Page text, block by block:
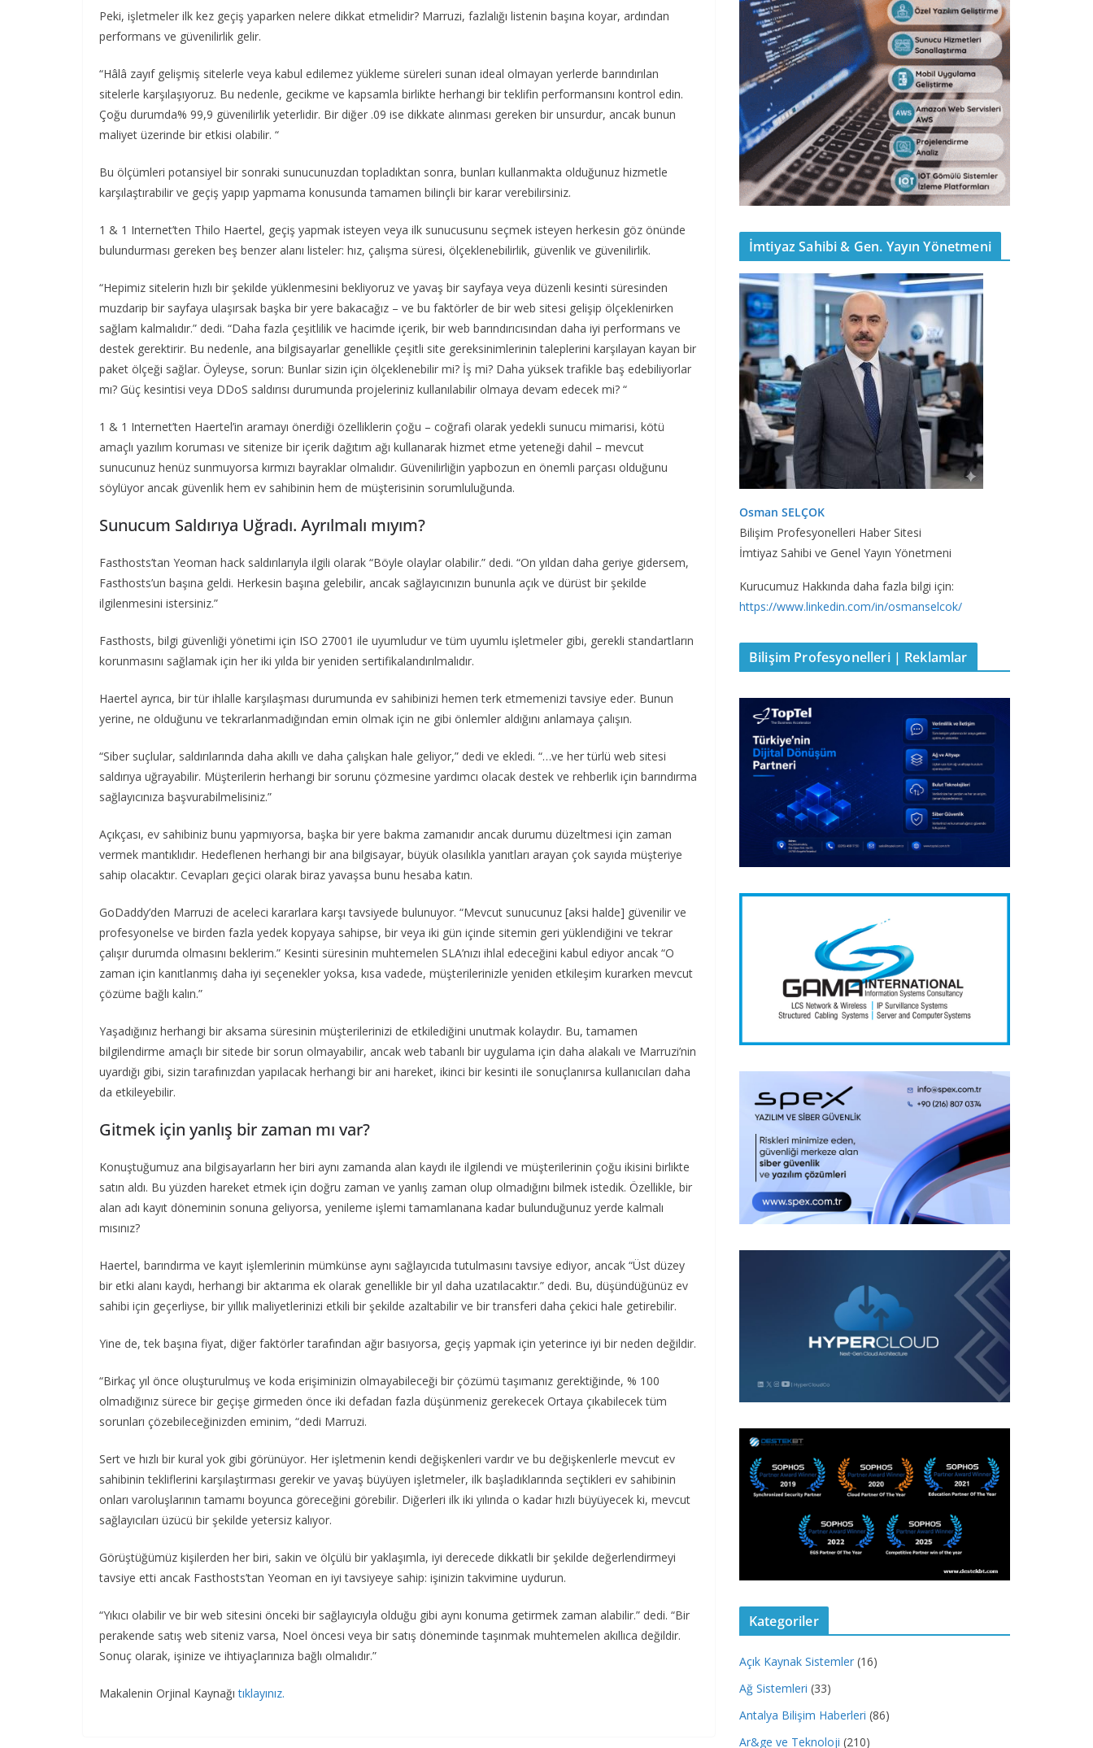
Peki, işletmeler ilk kez geçiş yaparken nelere dikkat etmelidir? Marruzi, fazlalığı listenin başına koyar, ardından
performans ve güvenilirlik gelir.
“Hâlâ zayıf gelişmiş sitelerle veya kabul edilemez yükleme süreleri sunan ideal olmayan yerlerde barındırılan
sitelerle karşılaşıyoruz. Bu nedenle, gecikme ve kapsamla birlikte herhangi bir teklifin performansını kontrol edin.
Çoğu durumda% 99,9 güvenilirlik yeterlidir. Bir diğer .09 ise dikkate alınması gereken bir unsurdur, ancak bunun
maliyet üzerinde bir etkisi olabilir. “
Bu ölçümleri potansiyel bir sonraki sunucunuzdan topladıktan sonra, bunları kullanmakta olduğunuz hizmetle
karşılaştırabilir ve geçiş yapıp yapmama konusunda tamamen bilinçli bir karar verebilirsiniz.
1 & 1 Internet’ten Thilo Haertel, geçiş yapmak isteyen veya ilk sunucusunu seçmek isteyen herkesin göz önünde
bulundurması gereken beş benzer alanı listeler: hız, çalışma süresi, ölçeklenebilirlik, güvenlik ve güvenilirlik.
“Hepimiz sitelerin hızlı bir şekilde yüklenmesini bekliyoruz ve yavaş bir sayfaya veya düzenli kesinti süresinden
muzdarip bir sayfaya ulaşırsak başka bir yere bakacağız – ve bu faktörler de bir web sitesi gelişip ölçeklenirken
sağlam kalmalıdır.” dedi. “Daha fazla çeşitlilik ve hacimde içerik, bir web barındırıcısından daha iyi performans ve
destek gerektirir. Bu nedenle, ana bilgisayarlar genellikle çeşitli site gereksinimlerinin taleplerini karşılayan kayan bir
paket ölçeği sağlar. Öyleyse, sorun: Bunlar sizin için ölçeklenebilir mi? İş mi? Daha yüksek trafikle baş edebiliyorlar
mı? Güç kesintisi veya DDoS saldırısı durumunda projeleriniz kullanılabilir olmaya devam edecek mi? “
1 & 1 Internet’ten Haertel’in aramayı önerdiği özelliklerin çoğu – coğrafi olarak yedekli sunucu mimarisi, kötü
amaçlı yazılım koruması ve sitenize bir içerik dağıtım ağı kullanarak hizmet etme yeteneği dahil – mevcut
sunucunuz henüz sunmuyorsa kırmızı bayraklar olmalıdır. Güvenilirliğin yapbozun en önemli parçası olduğunu
söylüyor ancak güvenlik hem ev sahibinin hem de müşterisinin sorumluluğunda.
Sunucum Saldırıya Uğradı. Ayrılmalı mıyım?
Fasthosts’tan Yeoman hack saldırılarıyla ilgili olarak “Böyle olaylar olabilir.” dedi. “On yıldan daha geriye gidersem,
Fasthosts’un başına geldi. Herkesin başına gelebilir, ancak sağlayıcınızın bununla açık ve dürüst bir şekilde
ilgilenmesini istersiniz.”
Fasthosts, bilgi güvenliği yönetimi için ISO 27001 ile uyumludur ve tüm uyumlu işletmeler gibi, gerekli standartların
korunmasını sağlamak için her iki yılda bir yeniden sertifikalandırılmalıdır.
Haertel ayrıca, bir tür ihlalle karşılaşması durumunda ev sahibinizi hemen terk etmemenizi tavsiye eder. Bunun
yerine, ne olduğunu ve tekrarlanmadığından emin olmak için ne gibi önlemler aldığını anlamaya çalışın.
“Siber suçlular, saldırılarında daha akıllı ve daha çalışkan hale geliyor,” dedi ve ekledi. “…ve her türlü web sitesi
saldırıya uğrayabilir. Müşterilerin herhangi bir sorunu çözmesine yardımcı olacak destek ve rehberlik için barındırma
sağlayıcınıza başvurabilmelisiniz.”
Açıkçası, ev sahibiniz bunu yapmıyorsa, başka bir yere bakma zamanıdır ancak durumu düzeltmesi için zaman
vermek mantıklıdır. Hedeflenen herhangi bir ana bilgisayar, büyük olasılıkla yanıtları arayan çok sayıda müşteriye
sahip olacaktır. Cevapları geçici olarak biraz yavaşsa bunu hesaba katın.
GoDaddy’den Marruzi de aceleci kararlara karşı tavsiyede bulunuyor. “Mevcut sunucunuz [aksi halde] güvenilir ve
profesyonelse ve birden fazla yedek kopyaya sahipse, bir veya iki gün içinde sitemin geri yüklendiğini ve tekrar
çalışır durumda olmasını beklerim.” Kesinti süresinin muhtemelen SLA’nızı ihlal edeceğini kabul ediyor ancak “O
zaman için kanıtlanmış daha iyi seçenekler yoksa, kısa vadede, müşterilerinizle yeniden etkileşim kurarken mevcut
çözüme bağlı kalın.”
Yaşadığınız herhangi bir aksama süresinin müşterilerinizi de etkilediğini unutmak kolaydır. Bu, tamamen
bilgilendirme amaçlı bir sitede bir sorun olmayabilir, ancak web tabanlı bir uygulama için daha alakalı ve Marruzi’nin
uyardığı gibi, sizin tarafınızdan yapılacak herhangi bir ani hareket, ikinci bir kesinti ile sonuçlanırsa kullanıcıları daha
da etkileyebilir.
Gitmek için yanlış bir zaman mı var?
Konuştuğumuz ana bilgisayarların her biri aynı zamanda alan kaydı ile ilgilendi ve müşterilerinin çoğu ikisini birlikte
satın aldı. Bu yüzden hareket etmek için doğru zaman ve yanlış zaman olup olmadığını bilmek istedik. Özellikle, bir
alan adı kayıt döneminin sonuna geliyorsa, yenileme işlemi tamamlanana kadar bulunduğunuz yerde kalmalı
mısınız?
Haertel, barındırma ve kayıt işlemlerinin mümkünse aynı sağlayıcıda tutulmasını tavsiye ediyor, ancak “Üst düzey
bir etki alanı kaydı, herhangi bir aktarıma ek olarak genellikle bir yıl daha uzatılacaktır.” dedi. Bu, düşündüğünüz ev
sahibi için geçerliyse, bir yıllık maliyetlerinizi etkili bir şekilde azaltabilir ve bir transferi daha çekici hale getirebilir.
Yine de, tek başına fiyat, diğer faktörler tarafından ağır basıyorsa, geçiş yapmak için yeterince iyi bir neden değildir.
“Birkaç yıl önce oluşturulmuş ve koda erişiminizin olmayabileceği bir çözümü taşımanız gerektiğinde, % 100
olmadığınız sürece bir geçişe girmeden önce iki defadan fazla düşünmeniz gerekecek Ortaya çıkabilecek tüm
sorunları çözebileceğinizden eminim, “dedi Marruzi.
Sert ve hızlı bir kural yok gibi görünüyor. Her işletmenin kendi değişkenleri vardır ve bu değişkenlerle mevcut ev
sahibinin tekliflerini karşılaştırması gerekir ve yavaş büyüyen işletmeler, ilk başladıklarında seçtikleri ev sahibinin
onları varoluşlarının tamamı boyunca göreceğini görebilir. Diğerleri ilk iki yılında o kadar hızlı büyüyecek ki, mevcut
sağlayıcıları üzücü bir şekilde yetersiz kalıyor.
Görüştüğümüz kişilerden her biri, sakin ve ölçülü bir yaklaşımla, iyi derecede dikkatli bir şekilde değerlendirmeyi
tavsiye etti ancak Fasthosts’tan Yeoman en iyi tavsiyeye sahip: işinizin takvimine uydurun.
“Yıkıcı olabilir ve bir web sitesini önceki bir sağlayıcıyla olduğu gibi aynı konuma getirmek zaman alabilir.” dedi. “Bir
perakende satış web siteniz varsa, Noel öncesi veya bir satış döneminde taşınmak muhtemelen akıllıca değildir.
Sonuç olarak, işinize ve ihtiyaçlarınıza bağlı olmalıdır.”
Makalenin Orjinal Kaynağıtıklayınız.
İmtiyaz Sahibi & Gen. Yayın Yönetmeni
Osman SELÇOK
Bilişim Profesyonelleri Haber Sitesi
İmtiyaz Sahibi ve Genel Yayın Yönetmeni
Kurucumuz Hakkında daha fazla bilgi için:
https://www.linkedin.com/in/osmanselcok/
Bilişim Profesyonelleri | Reklamlar
Kategoriler
Açık Kaynak Sistemler (16)
Ağ Sistemleri (33)
Antalya Bilişim Haberleri (86)
Ar&ge ve Teknoloji (210)